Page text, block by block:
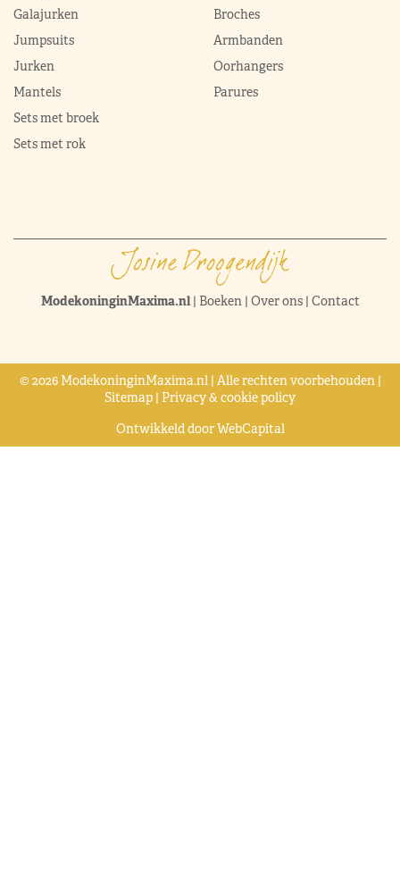
Galajurken
Jumpsuits
Jurken
Mantels
Sets met broek
Sets met rok
Broches
Armbanden
Oorhangers
Parures
ModekoninginMaxima.nl| Boeken| Over ons| Contact
© 2026 ModekoninginMaxima.nl | Alle rechten voorbehouden |
Sitemap | Privacy & cookie policy
Ontwikkeld doorWebCapital